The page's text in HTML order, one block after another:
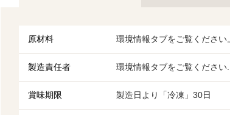
原材料 環境情報タブをご覧ください
製造責任者 環境情報タブをご覧ください.
賞味期限 製造日より「冷凍」30日